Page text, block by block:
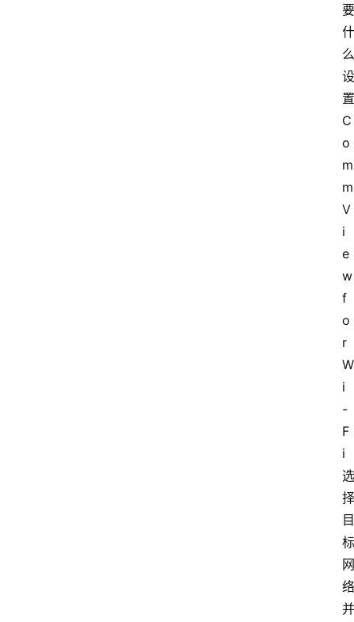
要
什
么
设
置
C
o
m
m
V
i
e
w
f
o
r
W
i
-
F
i
选
择
目
标
网
络
并